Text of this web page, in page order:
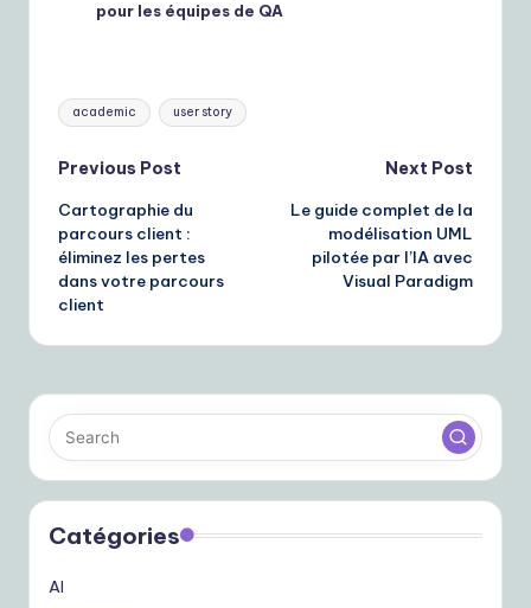
pour les équipes de QA
Tags:
academic user story
Post
navigation
Previous Post
Cartographie du
parcours client :
éliminez les pertes
dans votre parcours
client
Next Post
Le guide complet de la
modélisation UML
pilotée par l’IA avec
Visual Paradigm
Catégories
AI